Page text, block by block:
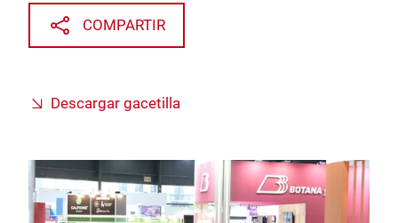
COMPARTIR
Descargar gacetilla